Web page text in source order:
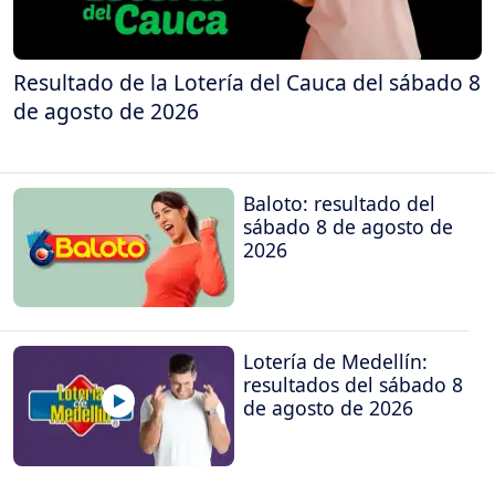
Resultado de la Lotería del Cauca del sábado 8
de agosto de 2026
Baloto: resultado del
sábado 8 de agosto de
2026
Lotería de Medellín:
resultados del sábado 8
de agosto de 2026